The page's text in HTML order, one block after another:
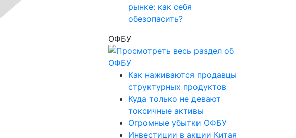
рынке: как себя
обезопасить?
ОФБУ
Как наживаются продавцы
структурных продуктов
Куда только не девают
токсичные активы
Огромные убытки ОФБУ
Инвестиции в акции Китая